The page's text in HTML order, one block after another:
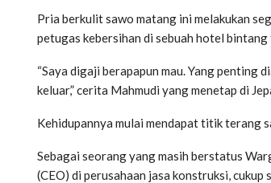
Pria berkulit sawo matang ini melakukan
petugas kebersihan di sebuah hotel
“Saya digaji berapapun mau. Yang penting
keluar,” cerita Mahmudi yang menetap di
Kehidupannya mulai mendapat titik terang
Sebagai seorang yang masih berstatus
(CEO) di perusahaan jasa konstruksi,